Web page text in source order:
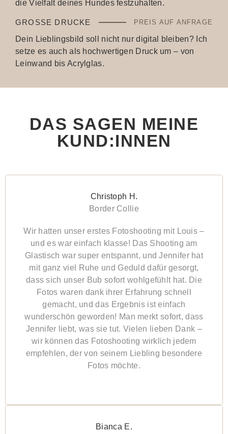
die Vielfalt deines Hundes festzuhalten.
GROSSE DRUCKE PREIS AUF ANFRAGE
Dein Lieblingsbild soll nicht nur digital bleiben? Ich
setze es auch als hochwertigen Druck um – von
Leinwand bis Acrylglas.
DAS SAGEN MEINE
KUND:INNEN
Christoph H.
Border Collie
Wir hatten unser erstes Fotoshooting mit Louis –
und es war einfach klasse! Das Shooting am
Glastisch war super entspannt, und Jennifer hat
mit ganz viel Ruhe und Geduld dafür gesorgt,
dass sich unser Bub sofort wohlgefühlt hat. Die
Fotos waren dank ihrer Erfahrung schnell
gemacht, und das Ergebnis ist einfach
wunderschön geworden! Man merkt sofort, dass
Jennifer liebt, was sie tut. Vielen lieben Dank –
wir können das Fotoshooting wirklich jedem
empfehlen, der von seinem Liebling besondere
Fotos möchte.
Bianca E.